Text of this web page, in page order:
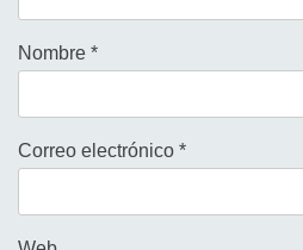
Nombre *
Correo electrónico *